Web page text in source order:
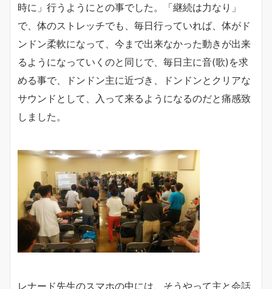
時に」行うようにとの事でした。「継続は力なり」
で、体のストレッチでも、毎日行っていれば、体がド
ンドン柔軟になって、今まで出来なかった動きが出来
るようになっていくのと同じで、毎日主に音(歌)を求
める事で、ドンドン主に近づき、ドンドンとクリアな
サウンドとして、入って来るようになるのだと痛感致
しました。
レナード先生のスマホの中には、そうやって主と会話